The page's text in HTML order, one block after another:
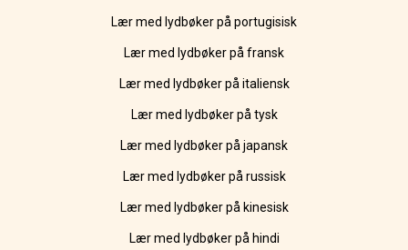
Lær med lydbøker på portugisisk
Lær med lydbøker på fransk
Lær med lydbøker på italiensk
Lær med lydbøker på tysk
Lær med lydbøker på japansk
Lær med lydbøker på russisk
Lær med lydbøker på kinesisk
Lær med lydbøker på hindi